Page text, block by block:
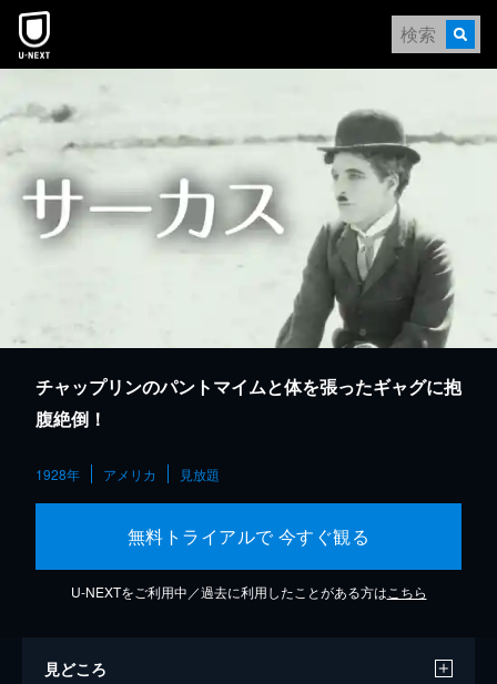
本文へスキップ
チャップリンのパントマイムと体を張ったギャグに抱
腹絶倒！
1928年 アメリカ 見放題
無料トライアルで 今すぐ観る
U-NEXTをご利用中／過去に利用したことがある方は こちら
見どころ